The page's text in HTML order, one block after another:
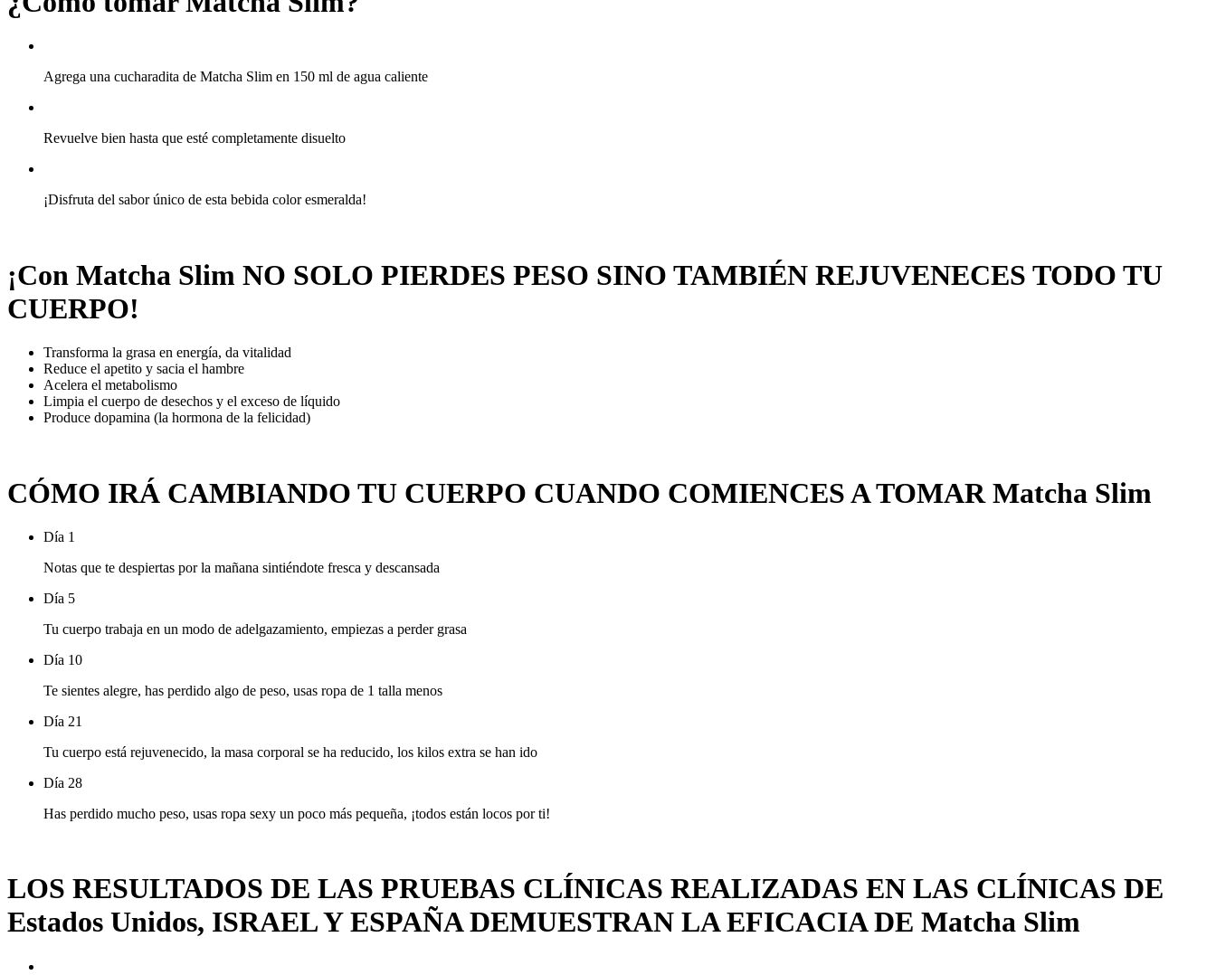
Agrega una cucharadita de Matcha Slim en 150 ml de agua caliente
Revuelve bien hasta que esté completamente disuelto
¡Disfruta del sabor único de esta bebida color esmeralda!
¡Con Matcha Slim NO SOLO PIERDES PESO SINO TAMBIÉN REJUVENECES TODO TU
CUERPO!
Transforma la grasa en energía, da vitalidad
Reduce el apetito y sacia el hambre
Acelera el metabolismo
Limpia el cuerpo de desechos y el exceso de líquido
Produce dopamina (la hormona de la felicidad)
CÓMO IRÁ CAMBIANDO TU CUERPO CUANDO COMIENCES A TOMAR Matcha Slim
Día 1
Notas que te despiertas por la mañana sintiéndote fresca y descansada
Día 5
Tu cuerpo trabaja en un modo de adelgazamiento, empiezas a perder grasa
Día 10
Te sientes alegre, has perdido algo de peso, usas ropa de 1 talla menos
Día 21
Tu cuerpo está rejuvenecido, la masa corporal se ha reducido, los kilos extra se han ido
Día 28
Has perdido mucho peso, usas ropa sexy un poco más pequeña, ¡todos están locos por ti!
LOS RESULTADOS DE LAS PRUEBAS CLÍNICAS REALIZADAS EN LAS CLÍNICAS DE
Estados Unidos, ISRAEL Y ESPAÑA DEMUESTRAN LA EFICACIA DE Matcha Slim